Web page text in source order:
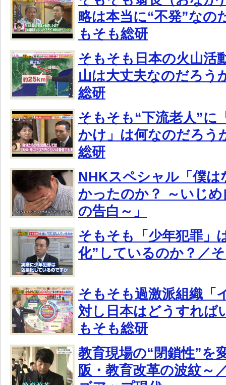
略は本当に“不発”なの
もそも総研
そもそも日本の火山活
山は大丈夫なのだろう
総研
そもそも“下流老人”に
かけ」は何なのだろう
総研
NHKスペシャル「僕は
かったのか？ ～いじめ
の告白～」
そもそも「少年犯罪」
化”しているのか？／
そもそも過激派組織「
対し日本はどうすれば
もそも総研
教育現場の“閉鎖性”を
阪・教育改革の波紋～